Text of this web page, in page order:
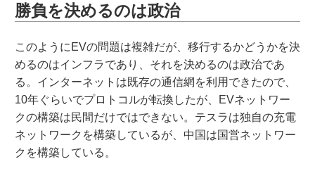
勝負を決めるのは政治
このようにEVの問題は複雑だが、移行するかどうかを決
めるのはインフラであり、それを決めるのは政治であ
る。インターネットは既存の通信網を利用できたので、
10年ぐらいでプロトコルが転換したが、EVネットワー
クの構築は民間だけではできない。テスラは独自の充電
ネットワークを構築しているが、中国は国営ネットワー
クを構築している。